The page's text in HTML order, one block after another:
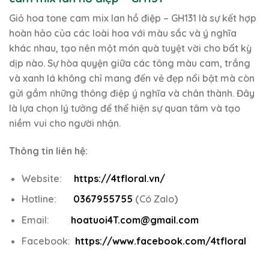
Giỏ hoa tone cam mix lan hồ điệp – GH131 là sự kết hợp
hoàn hảo của các loài hoa với màu sắc và ý nghĩa
khác nhau, tạo nên một món quà tuyệt vời cho bất kỳ
dịp nào. Sự hòa quyện giữa các tông màu cam, trắng
và xanh lá không chỉ mang đến vẻ đẹp nổi bật mà còn
gửi gắm những thông điệp ý nghĩa và chân thành. Đây
là lựa chọn lý tưởng để thể hiện sự quan tâm và tạo
niềm vui cho người nhận.
Thông tin liên hệ:
Website:
https://4tfloral.vn/
Hotline:
0367955755 (Có Zalo)
Email:
hoatuoi4T.com@gmail.com
Facebook: https://www.facebook.com/4tfloral